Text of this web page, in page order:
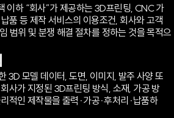
이하 “회사”가 제공하는 3D프린팅, CNC 가
품 등 제작 서비스의 이용조건, 회사와 고객
범위 및 분쟁 해결 절차를 정하는 것을 목적으
3D 모델 데이터, 도면, 이미지, 발주 사양 또
사가 지정된 3D프린팅 방식, 소재, 가공 방
적인 제작물을 출력·가공·후처리·납품하